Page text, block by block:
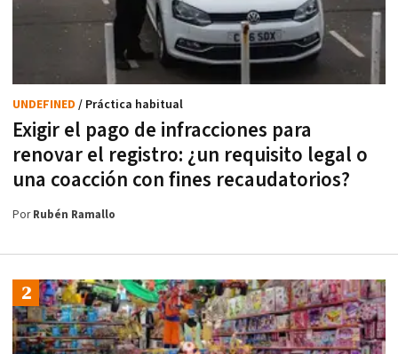
Exigir el pago de infracciones para
renovar el registro: ¿un requisito legal o
una coacción con fines recaudatorios?
UNDEFINED / Práctica habitual
PorRubén Ramallo